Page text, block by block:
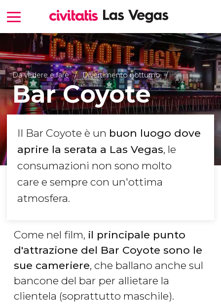
Da vedere e fare Divertimento notturno
Bar Coyote
Il Bar Coyote è un buon luogo dove
aprire la serata a Las Vegas, le
consumazioni non sono molto
care e sempre con un'ottima
atmosfera.
Come nel film, il principale punto
d'attrazione del Bar Coyote sono le
sue cameriere, che ballano anche sul
bancone del bar per allietare la
clientela (soprattutto maschile).